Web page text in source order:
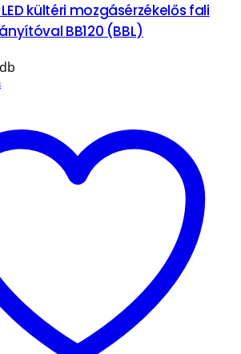
kültéri mozgásérzékelős fali
BB120 (BBL)